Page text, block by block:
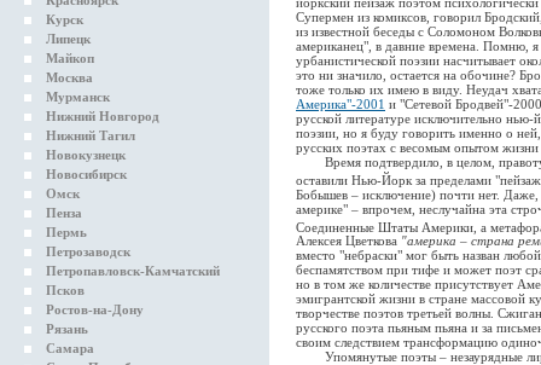
Курск
Липецк
Майкоп
Москва
Мурманск
Нижний Новгород
Нижний Тагил
Новокузнецк
Новосибирск
Омск
Пенза
Пермь
Петрозаводск
Петропавловск-Камчатский
Псков
Ростов-на-Дону
Рязань
Самара
Супермен из комиксов, говорил
из известной беседы с Соломоном
американец", в давние времена. Помню,
урбанистической поэзии насчитывает
это ни значило, остается на обочине?
тоже только их имею в виду. Неудач
Америка"-2001 и "Сетевой Бродвей"-
русской литературе исключительно
поэзии, но я буду говорить именно о
русских поэтах с весомым опытом
Время подтвердило, в целом,
оставили Нью-Йорк за пределами
Бобышев – исключение) почти нет. Даже,
америке" – впрочем, неслучайна эта
Соединенные Штаты Америки, а
Алексея Цветкова "америка – страна
вместо "небраски" мог быть назван
беспамятством при тифе и может поэт
но в том же количестве присутствует
эмигрантской жизни в стране массовой
творчестве поэтов третьей волны.
русского поэта пьяным пьяна и за
своим следствием трансформацию
Упомянутые поэты – незаурядные